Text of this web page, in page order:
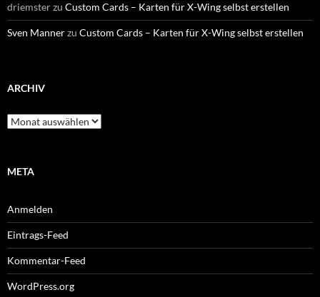
driemsterzu Custom Cards – Karten für X-Wing selbst erstellen
Sven Mannerzu Custom Cards – Karten für X-Wing selbst erstellen
ARCHIV
Archiv
META
Anmelden
Eintrags-Feed
Kommentar-Feed
WordPress.org